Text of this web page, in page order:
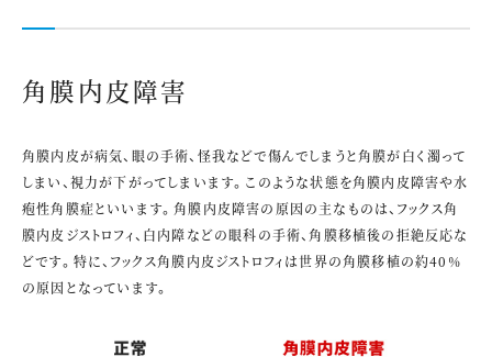
角膜内皮障害
角膜内皮が病気、眼の手術、怪我などで傷んでしまうと角膜が白く濁って
しまい、視力が下がってしまいます。このような状態を角膜内皮障害や水
疱性角膜症といいます。角膜内皮障害の原因の主なものは、フックス角
膜内皮ジストロフィ、白内障などの眼科の手術、角膜移植後の拒絶反応な
どです。特に、フックス角膜内皮ジストロフィは世界の角膜移植の約40%
の原因となっています。